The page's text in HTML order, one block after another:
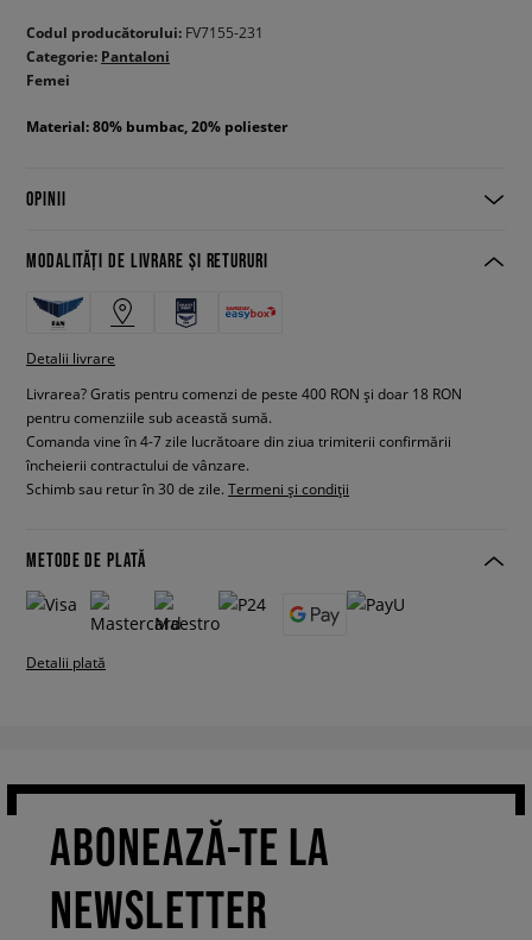
Codul producătorului: FV7155-231
Categorie: Pantaloni
Femei
Material: 80% bumbac, 20% poliester
OPINII
MODALITĂȚI DE LIVRARE ȘI RETURURI
Detalii livrare
Livrarea? Gratis pentru comenzi de peste 400 RON și doar 18 RON
pentru comenziile sub această sumă.
Comanda vine în 4-7 zile lucrătoare din ziua trimiterii confirmării
încheierii contractului de vânzare.
Schimb sau retur în 30 de zile. Termeni și condiții
METODE DE PLATĂ
Detalii plată
ABONEAZĂ-TE LA
NEWSLETTER